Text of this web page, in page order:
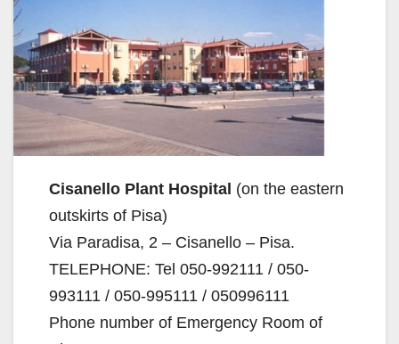
Cisanello Plant Hospital (on the eastern
outskirts of Pisa)
Via Paradisa, 2 – Cisanello – Pisa.
TELEPHONE: Tel 050-992111 / 050-
993111 / 050-995111 / 050996111
Phone number of Emergency Room of